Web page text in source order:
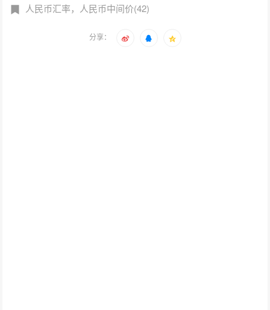
人民币汇率，人民币中间价(42)
分享：